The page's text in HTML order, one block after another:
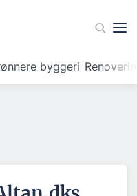
byggeri